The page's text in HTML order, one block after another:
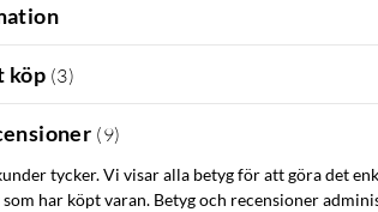
köp (3)
(9)
tycker. Vi visar alla betyg för att göra det
har köpt varan. Betyg och recensioner